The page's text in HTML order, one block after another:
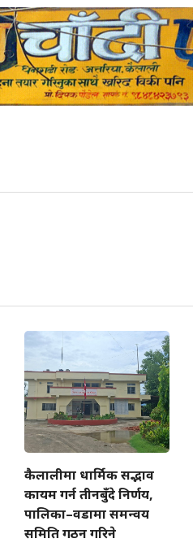
कैलालीमा धार्मिक सद्भाव
कायम गर्न तीनबुँदे निर्णय,
पालिका–वडामा समन्वय
समिति गठन गरिने